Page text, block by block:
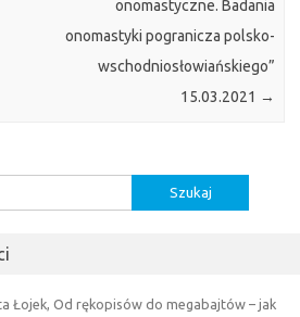
onomastyczne. Badania
onomastyki pogranicza polsko-
wschodniosłowiańskiego”
15.03.2021 →
Łojek, Od rękopisów do megabajtów – jak